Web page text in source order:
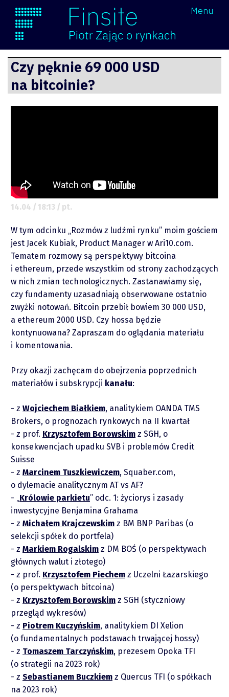
Menu
O mnie
Zastrzeżenie
Współpraca
Wsparcie
Raporty
Podcasty
Video
Przejdź
do
treści
Czy pęknie 69 000 USD
na bitcoinie?
14.04 / 18:13 / pt.
W tym odcinku „Rozmów z ludźmi rynku” moim gościem
jest Jacek Kubiak, Product Manager w Ari10.com.
Tematem rozmowy są perspektywy bitcoina
i ethereum, przede wszystkim od strony zachodzących
w nich zmian technologicznych. Zastanawiamy się,
czy fundamenty uzasadniają obserwowane ostatnio
zwyżki notowań. Bitcoin przebił bowiem 30 000 USD,
a ethereum 2000 USD. Czy hossa będzie
kontynuowana? Zapraszam do oglądania materiału
i komentowania.
Przy okazji zachęcam do obejrzenia poprzednich
materiałów i subskrypcji kanału:
z Wojciechem Białkiem, analitykiem OANDA TMS
Brokers, o prognozach rynkowych na II kwartał
z prof. Krzysztofem Borowskim z SGH, o
konsekwencjach upadku SVB i problemów Credit
Suisse
z Marcinem Tuszkiewiczem, Squaber.com,
o dylemacie analitycznym AT vs AF?
„Królowie parkietu” odc. 1: życiorys i zasady
inwestycyjne Benjamina Grahama
z Michałem Krajczewskim z BM BNP Paribas (o
selekcji spółek do portfela)
z Markiem Rogalskim z DM BOŚ (o perspektywach
głównych walut i złotego)
z prof. Krzysztofem Piechem z Uczelni Łazarskiego
(o perspektywach bitcoina)
z Krzysztofem Borowskim z SGH (styczniowy
przegląd wykresów)
z Piotrem Kuczyńskim, analitykiem DI Xelion
(o fundamentalnych podstawach trwającej hossy)
z Tomaszem Tarczyńskim, prezesem Opoka TFI
(o strategii na 2023 rok)
z Sebastianem Buczkiem z Quercus TFI (o spółkach
na 2023 rok)